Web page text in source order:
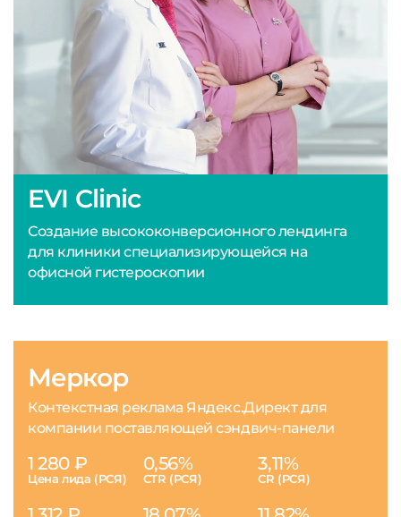
EVI Clinic
Создание высококонверсионного лендинга
для клиники специализирующейся на
офисной гистероскопии
Меркор
Контекстная реклама Яндекс.Директ для
компании поставляющей сэндвич-панели
1 280 ₽
Цена лида (РСЯ)
0,56%
CTR (РСЯ)
3,11%
CR (РСЯ)